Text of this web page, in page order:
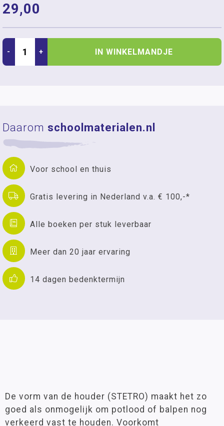
29,00
- + IN WINKELMANDJE
Daarom schoolmaterialen.nl
Voor school en thuis
Gratis levering in Nederland v.a. € 100,-*
Alle boeken per stuk leverbaar
Meer dan 20 jaar ervaring
14 dagen bedenktermijn
De vorm van de houder (STETRO) maakt het zo
goed als onmogelijk om potlood of balpen nog
verkeerd vast te houden. Voorkomt